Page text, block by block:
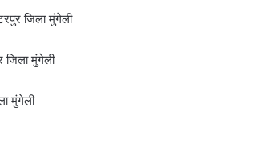
जिला मुंगेली
जिला मुंगेली
मुंगेली